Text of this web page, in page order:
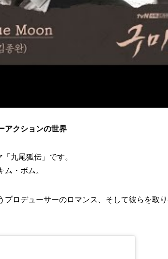
アクションの世界
九尾狐伝」です。
・ボム。
プロデューサーのロマンス、そして彼らを取